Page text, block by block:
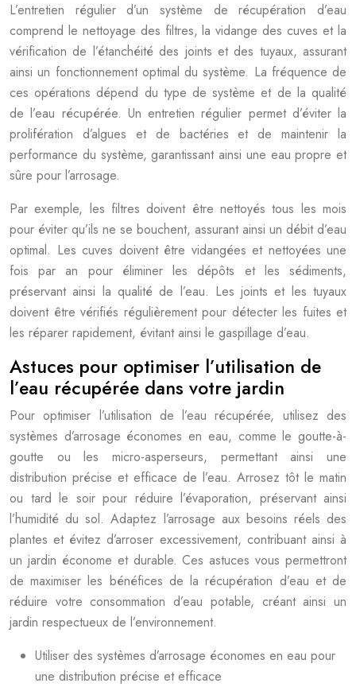
L’entretien régulier d’un système de récupération d’eau
comprend le nettoyage des filtres, la vidange des cuves et la
vérification de l’étanchéité des joints et des tuyaux, assurant
ainsi un fonctionnement optimal du système. La fréquence de
ces opérations dépend du type de système et de la qualité
de l’eau récupérée. Un entretien régulier permet d’éviter la
prolifération d’algues et de bactéries et de maintenir la
performance du système, garantissant ainsi une eau propre et
sûre pour l’arrosage.
Par exemple, les filtres doivent être nettoyés tous les mois
pour éviter qu’ils ne se bouchent, assurant ainsi un débit d’eau
optimal. Les cuves doivent être vidangées et nettoyées une
fois par an pour éliminer les dépôts et les sédiments,
préservant ainsi la qualité de l’eau. Les joints et les tuyaux
doivent être vérifiés régulièrement pour détecter les fuites et
les réparer rapidement, évitant ainsi le gaspillage d’eau.
Astuces pour optimiser l’utilisation de
l’eau récupérée dans votre jardin
Pour optimiser l’utilisation de l’eau récupérée, utilisez des
systèmes d’arrosage économes en eau, comme le goutte-à-
goutte ou les micro-asperseurs, permettant ainsi une
distribution précise et efficace de l’eau. Arrosez tôt le matin
ou tard le soir pour réduire l’évaporation, préservant ainsi
l’humidité du sol. Adaptez l’arrosage aux besoins réels des
plantes et évitez d’arroser excessivement, contribuant ainsi à
un jardin économe et durable. Ces astuces vous permettront
de maximiser les bénéfices de la récupération d’eau et de
réduire votre consommation d’eau potable, créant ainsi un
jardin respectueux de l’environnement.
Utiliser des systèmes d’arrosage économes en eau pour
une distribution précise et efficace